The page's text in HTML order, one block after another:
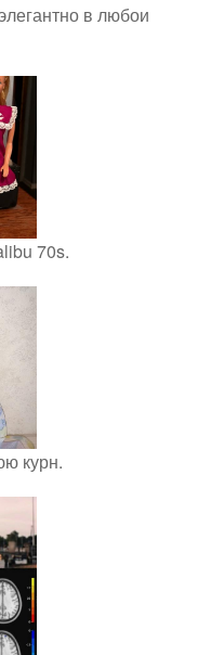
в любои
70s.
курн.